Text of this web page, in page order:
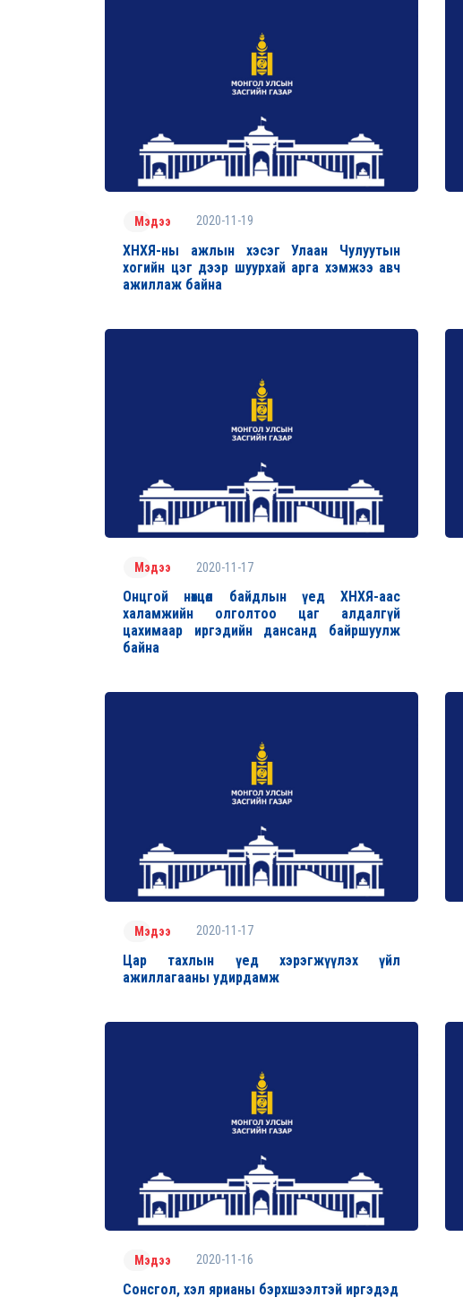
Мэдээ 2020-11-19
ХНХЯ-ны ажлын хэсэг Улаан Чулуутын
хогийн цэг дээр шуурхай арга хэмжээ авч
ажиллаж байна
Мэдээ 2020-11-17
Онцгой нөхцөл байдлын үед ХНХЯ-аас
халамжийн олголтоо цаг алдалгүй
цахимаар иргэдийн дансанд байршуулж
байна
Мэдээ 2020-11-17
Цар тахлын үед хэрэгжүүлэх үйл
ажиллагааны удирдамж
Мэдээ 2020-11-16
Сонсгол, хэл ярианы бэрхшээлтэй иргэдэд